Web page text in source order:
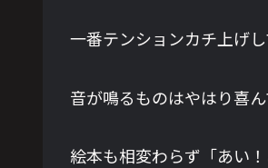
一番テンションカチ上げ
音が鳴るものはやはり喜ん
絵本も相変わらず「あい